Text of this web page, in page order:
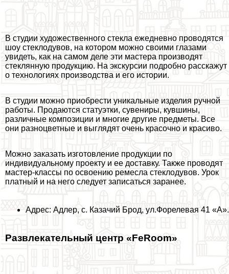
В студии художественного стекла ежедневно проводятся
шоу стеклодувов, на котором можно своими глазами
увидеть, как на самом деле эти мастера производят
стеклянную продукцию. На экскурсии подробно расскажут
о технологиях производства и его истории.
В студии можно приобрести уникальные изделия ручной
работы. Продаются статуэтки, сувениры, кувшины,
различные композиции и многие другие предметы. Все
они разноцветные и выглядят очень красочно и красиво.
Можно заказать изготовление продукции по
индивидуальному проекту и ее доставку. Также проводят
мастер-классы по освоению ремесла стеклодувов. Урок
платный и на него следует записаться заранее.
Адрес: Адлер, с. Казачий Брод, ул.Форелевая 41 «А».
Развлекательный центр «FeRoom»